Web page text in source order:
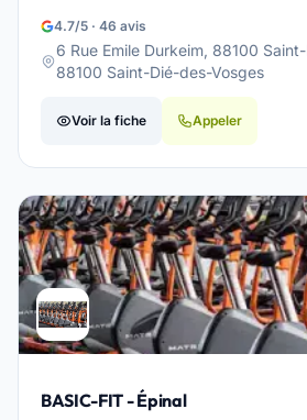
4.7/5 · 46 avis
6 Rue Emile Durkeim, 88100
88100 Saint-Dié-des-Vosges
Voir la fiche Appeler
BASIC-FIT - Épinal